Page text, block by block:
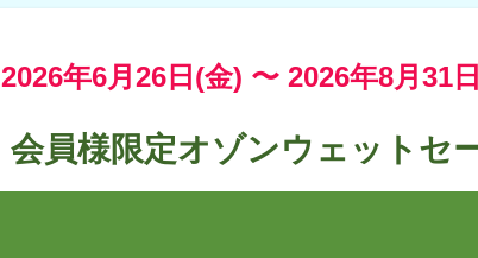
2026年6月26日(金) 〜 2026年8月31
会員様限定オゾンウェットセ